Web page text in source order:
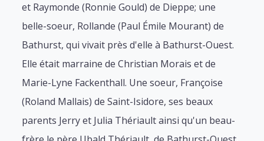
et Raymonde (Ronnie Gould) de Dieppe; une
belle-soeur, Rollande (Paul Émile Mourant) de
Bathurst, qui vivait près d'elle à Bathurst-Ouest.
Elle était marraine de Christian Morais et de
Marie-Lyne Fackenthall. Une soeur, Françoise
(Roland Mallais) de Saint-Isidore, ses beaux
parents Jerry et Julia Thériault ainsi qu'un beau-